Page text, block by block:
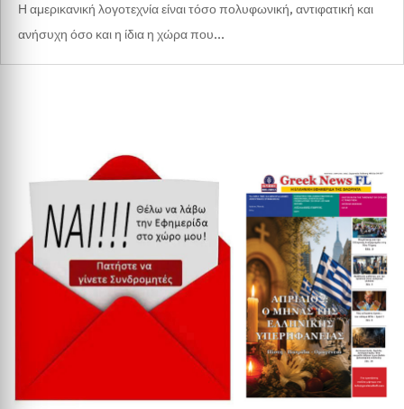
Η αμερικανική λογοτεχνία είναι τόσο πολυφωνική, αντιφατική και
ανήσυχη όσο και η ίδια η χώρα που...